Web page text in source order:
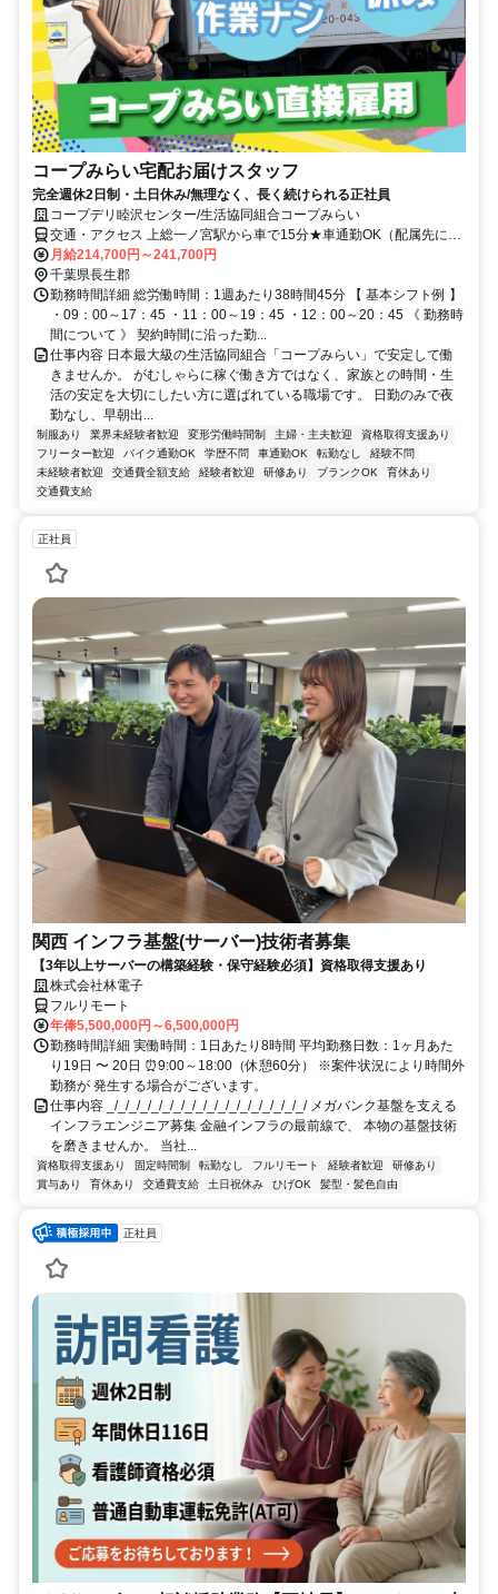
コープみらい宅配お届けスタッフ
完全週休2日制・土日休み/無理なく、長く続けられる正社員
コープデリ睦沢センター/生活協同組合コープみらい
交通・アクセス 上総一ノ宮駅から車で15分★車通勤OK（配属先によ
る）※配属先は、入職時期や各センターの人員状況を踏まえ、本人の
希望を考慮した上で、募集場所を含む通勤可能な範囲のセンターから
決定します。
月給214,700円～241,700円
千葉県長生郡
勤務時間詳細 総労働時間：1週あたり38時間45分 【 基本シフト例 】
・09：00～17：45 ・11：00～19：45 ・12：00～20：45 《 勤務時
間について 》 契約時間に沿った勤...
仕事内容 日本最大級の生活協同組合「コープみらい」で安定して働
きませんか。 がむしゃらに稼ぐ働き方ではなく、家族との時間・生
活の安定を大切にしたい方に選ばれている職場です。 日勤のみで夜
勤なし、早朝出...
制服あり 業界未経験者歓迎 変形労働時間制 主婦・主夫歓迎
資格取得支援あり
フリーター歓迎
バイク通勤OK 学歴不問 車通勤OK 転勤なし
経験不問
未経験者歓迎
交通費全額支給 経験者歓迎 研修あり ブランクOK
育休あり
交通費支給
正社員
関西 インフラ基盤(サーバー)技術者募集
【3年以上サーバーの構築経験・保守経験必須】資格取得支援あり
株式会社林電子
フルリモート
年俸5,500,000円～6,500,000円
勤務時間詳細 実働時間：1日あたり8時間 平均勤務日数：1ヶ月あた
り19日 〜 20日 ⏰9:00～18:00（休憩60分） ※案件状況により時間外
勤務が 発生する場合がございます。
仕事内容 _/_/_/_/_/_/_/_/_/_/_/_/_/_/_/_/_/_/ メガバンク基盤を支える
インフラエンジニア募集 金融インフラの最前線で、 本物の基盤技術
を磨きませんか。 当社...
資格取得支援あり 固定時間制 転勤なし フルリモート 経験者歓迎
研修あり
賞与あり
育休あり 交通費支給 土日祝休み ひげOK 髪型・髪色自由
正社員